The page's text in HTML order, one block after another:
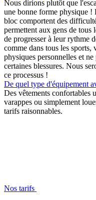
Nous dirions plutôt que
une bonne forme physique !
bloc comportent des
permettent aux gens de tous
de progresser à leur rythme
comme dans tous les sports,
physiques personnelles et
certaines blessures. Nous
ce processus !
De quel type d'équipement
Des vêtements confortables
varappes ou simplement
tarifs raisonnables.
Nos tarifs